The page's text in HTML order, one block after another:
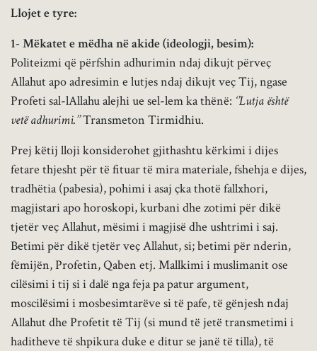
Llojet e tyre:
1- Mëkatet e mëdha në akide (ideologji, besim):
Politeizmi që përfshin adhurimin ndaj dikujt përveç
Allahut apo adresimin e lutjes ndaj dikujt veç Tij, ngase
Profeti sal-lAllahu alejhi ue sel-lem ka thënë: ‘’Lutja është
vetë adhurimi.’’Transmeton Tirmidhiu.
Prej këtij lloji konsiderohet gjithashtu kërkimi i dijes
fetare thjesht për të fituar të mira materiale, fshehja e dijes,
tradhëtia (pabesia), pohimi i asaj çka thotë fallxhori,
magjistari apo horoskopi, kurbani dhe zotimi për dikë
tjetër veç Allahut, mësimi i magjisë dhe ushtrimi i saj.
Betimi për dikë tjetër veç Allahut, si; betimi për nderin,
fëmijën, Profetin, Qaben etj. Mallkimi i muslimanit ose
cilësimi i tij si i dalë nga feja pa patur argument,
moscilësimi i mosbesimtarëve si të pafe, të gënjesh ndaj
Allahut dhe Profetit të Tij (si mund të jetë transmetimi i
haditheve të shpikura duke e ditur se janë të tilla), të